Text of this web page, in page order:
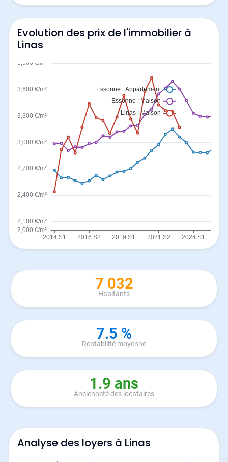
Evolution des prix de l'immobilier à
Linas
7 032
Habitants
7.5 %
Rentabilité moyenne
1.9 ans
Ancienneté des locataires
Analyse des loyers à Linas